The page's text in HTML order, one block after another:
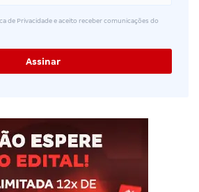
de Privacidade e aceito receber comunicações do